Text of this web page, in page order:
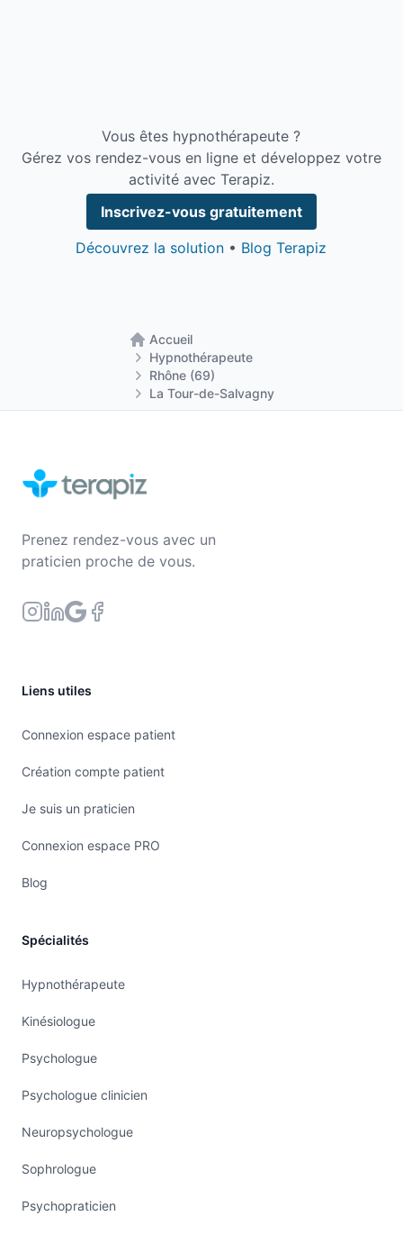
Vous êtes hypnothérapeute ?
Gérez vos rendez-vous en ligne et développez votre
activité avec Terapiz.
Inscrivez-vous gratuitement
Découvrez la solution • Blog Terapiz
Accueil
Retour à la page d'accueil
Hypnothérapeute
Rhône (69)
La Tour-de-Salvagny
Prenez rendez-vous avec un
praticien proche de vous.
Liens utiles
Connexion espace patient
Création compte patient
Je suis un praticien
Connexion espace PRO
Blog
Spécialités
Hypnothérapeute
Kinésiologue
Psychologue
Psychologue clinicien
Neuropsychologue
Sophrologue
Psychopraticien